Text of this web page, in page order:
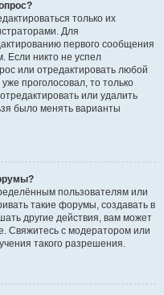
только их
Для
первого сообщения
Если никто не успел
или отредактировать любой
проголосовал, то только
или удалить
было менять варианты
пользователям или
такие форумы, создавать в
другие действия, вам может
Свяжитесь с модератором или
такого разрешения.